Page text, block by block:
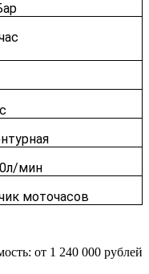
мин
моточасов
от 1 240 000 рублей